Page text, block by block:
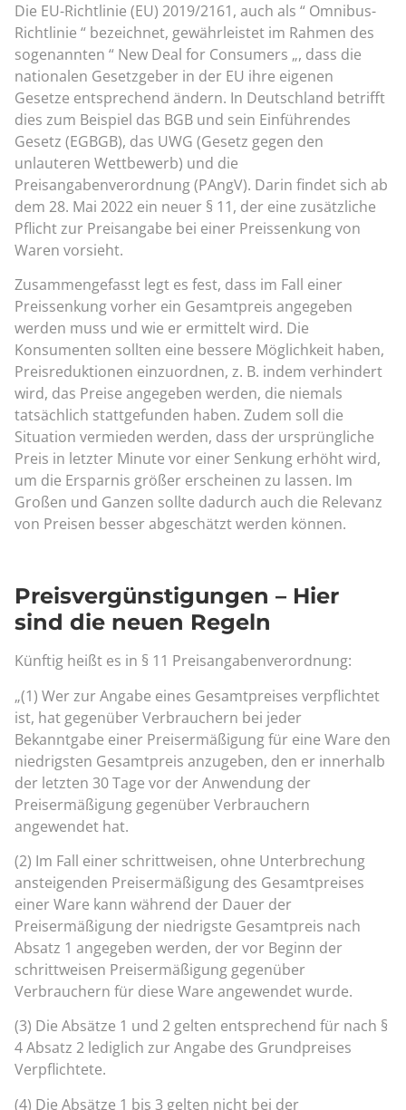
Die EU-Richtlinie (EU) 2019/2161, auch als “ Omnibus-
Richtlinie “ bezeichnet, gewährleistet im Rahmen des
sogenannten “ New Deal for Consumers „, dass die
nationalen Gesetzgeber in der EU ihre eigenen
Gesetze entsprechend ändern. In Deutschland betrifft
dies zum Beispiel das BGB und sein Einführendes
Gesetz (EGBGB), das UWG (Gesetz gegen den
unlauteren Wettbewerb) und die
Preisangabenverordnung (PAngV). Darin findet sich ab
dem 28. Mai 2022 ein neuer § 11, der eine zusätzliche
Pflicht zur Preisangabe bei einer Preissenkung von
Waren vorsieht.
Zusammengefasst legt es fest, dass im Fall einer
Preissenkung vorher ein Gesamtpreis angegeben
werden muss und wie er ermittelt wird. Die
Konsumenten sollten eine bessere Möglichkeit haben,
Preisreduktionen einzuordnen, z. B. indem verhindert
wird, das Preise angegeben werden, die niemals
tatsächlich stattgefunden haben. Zudem soll die
Situation vermieden werden, dass der ursprüngliche
Preis in letzter Minute vor einer Senkung erhöht wird,
um die Ersparnis größer erscheinen zu lassen. Im
Großen und Ganzen sollte dadurch auch die Relevanz
von Preisen besser abgeschätzt werden können.
Preisvergünstigungen – Hier
sind die neuen Regeln
Künftig heißt es in § 11 Preisangabenverordnung:
„(1) Wer zur Angabe eines Gesamtpreises verpflichtet
ist, hat gegenüber Verbrauchern bei jeder
Bekanntgabe einer Preisermäßigung für eine Ware den
niedrigsten Gesamtpreis anzugeben, den er innerhalb
der letzten 30 Tage vor der Anwendung der
Preisermäßigung gegenüber Verbrauchern
angewendet hat.
(2) Im Fall einer schrittweisen, ohne Unterbrechung
ansteigenden Preisermäßigung des Gesamtpreises
einer Ware kann während der Dauer der
Preisermäßigung der niedrigste Gesamtpreis nach
Absatz 1 angegeben werden, der vor Beginn der
schrittweisen Preisermäßigung gegenüber
Verbrauchern für diese Ware angewendet wurde.
(3) Die Absätze 1 und 2 gelten entsprechend für nach §
4 Absatz 2 lediglich zur Angabe des Grundpreises
Verpflichtete.
(4) Die Absätze 1 bis 3 gelten nicht bei der